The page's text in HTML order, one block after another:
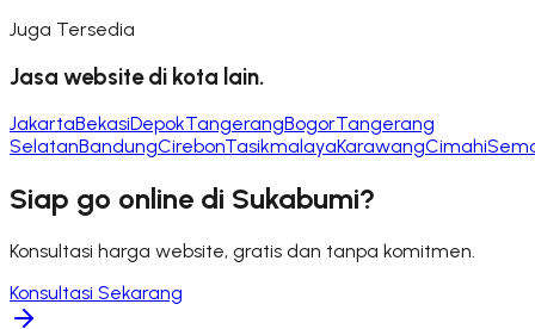
Juga Tersedia
Jasa website di kota lain.
JakartaBekasiDepokTangerangBogorTangerang
SelatanBandungCirebonTasikmalayaKarawangCimahi
Siap go online di Sukabumi?
Konsultasi harga website, gratis dan tanpa komitmen.
Konsultasi Sekarang